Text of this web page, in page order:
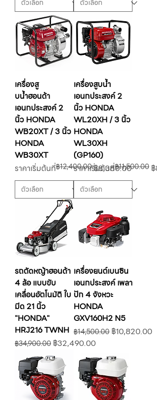
เครื่องสู
บน้ำฮอนด้า
เอนกประสงค์ 2
นิ้ว HONDA
WB20XT / 3 นิ้ว
HONDA
WB30XT
ราคาเริ่มต้นที่
ราคาปกติ ฿12,400.00฿8,380.00
ราคาขายลด
เครื่องสูบน้ำ
เอนกประสงค์ 2
นิ้ว HONDA
WL20XH / 3 นิ้ว
HONDA
WL30XH
(GP160)
ราคาเริ่มต้นที่
ราคาปกติ ฿11,500.00
ราคาขายลด
รถตัดหญ้าฮอนด้า
4 ล้อ แบบขับ
เคลื่อนอัตโนมัติ ใบ
มีด 21 นิ้ว
"HONDA"
HRJ216 TWNH
ราคาปกติ
฿34,900.00 ราคาขายลด
฿32,490.00
เครื่องยนต์เบนซิน
เอนกประสงค์ เพลา
ปัก 4 จังหวะ
HONDA
GXV160H2 N5
ราคาปกติ
฿14,500.00 ราคาขายลด
฿10,820.00